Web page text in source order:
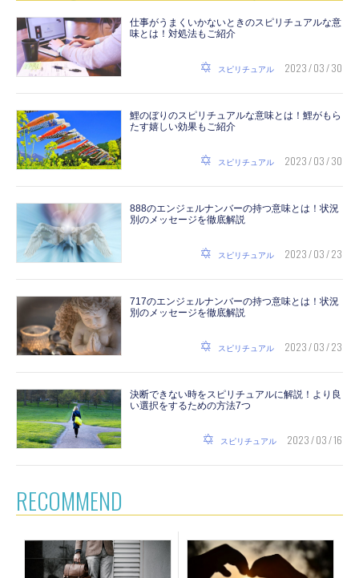
仕事がうまくいかないときのスピリチュアルな意
味とは！対処法もご紹介
スピリチュアル 2023 / 03 / 30
鯉のぼりのスピリチュアルな意味とは！鯉がもら
たす嬉しい効果もご紹介
スピリチュアル 2023 / 03 / 30
888のエンジェルナンバーの持つ意味とは！状況
別のメッセージを徹底解説
スピリチュアル 2023 / 03 / 23
717のエンジェルナンバーの持つ意味とは！状況
別のメッセージを徹底解説
スピリチュアル 2023 / 03 / 23
決断できない時をスピリチュアルに解説！より良
い選択をするための方法7つ
スピリチュアル 2023 / 03 / 16
RECOMMEND